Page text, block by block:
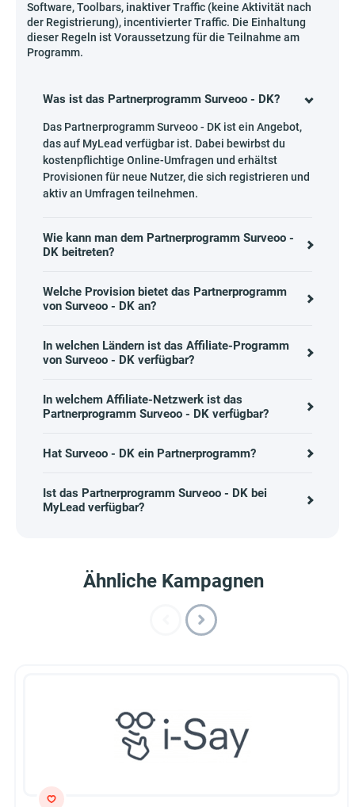
Software, Toolbars, inaktiver Traffic (keine Aktivität nach
der Registrierung), incentivierter Traffic. Die Einhaltung
dieser Regeln ist Voraussetzung für die Teilnahme am
Programm.
Was ist das Partnerprogramm Surveoo - DK?
Das Partnerprogramm Surveoo - DK ist ein Angebot,
das auf MyLead verfügbar ist. Dabei bewirbst du
kostenpflichtige Online-Umfragen und erhältst
Provisionen für neue Nutzer, die sich registrieren und
aktiv an Umfragen teilnehmen.
Wie kann man dem Partnerprogramm Surveoo -
DK beitreten?
Welche Provision bietet das Partnerprogramm
von Surveoo - DK an?
In welchen Ländern ist das Affiliate-Programm
von Surveoo - DK verfügbar?
In welchem Affiliate-Netzwerk ist das
Partnerprogramm Surveoo - DK verfügbar?
Hat Surveoo - DK ein Partnerprogramm?
Ist das Partnerprogramm Surveoo - DK bei
MyLead verfügbar?
Ähnliche Kampagnen